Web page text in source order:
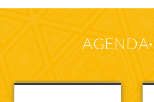
AGENDA